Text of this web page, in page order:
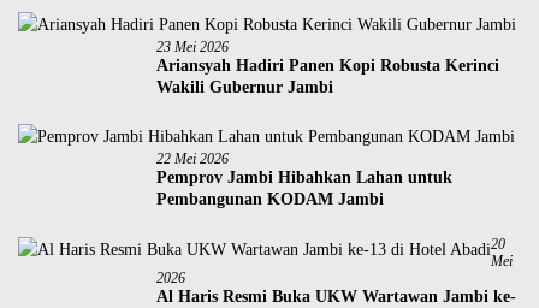
23 Mei 2026
Ariansyah Hadiri Panen Kopi Robusta Kerinci
Wakili Gubernur Jambi
22 Mei 2026
Pemprov Jambi Hibahkan Lahan untuk
Pembangunan KODAM Jambi
20
Mei
2026
Al Haris Resmi Buka UKW Wartawan Jambi ke-